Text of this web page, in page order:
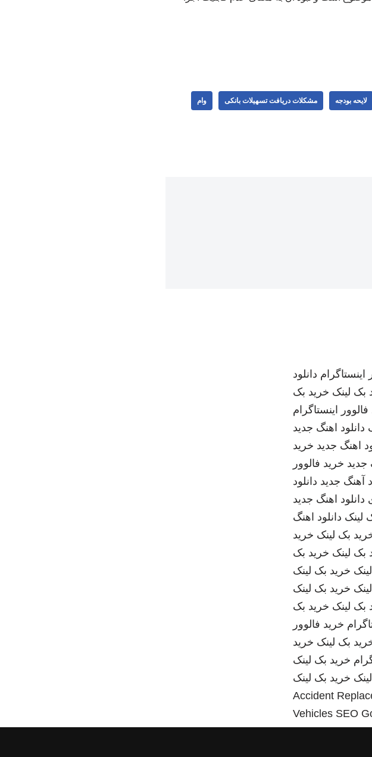
لایحه بودجه مشکلات دریافت تسهیلات بانکی وام
اینستاگرام دانلود
بک لینک خرید بک
اینستاگرام
دانلود اهنگ جدید
اهنگ جدید خرید
جدید خرید فالوور
آهنگ جدید دانلود
دانلود اهنگ جدید
لینک دانلود اهنگ
بک لینک خرید
بک لینک خرید بک
خرید بک لینک
خرید بک لینک
بک لینک خرید بک
خرید فالوور
بک لینک خرید
خرید بک لینک
خرید بک لینک
Accident
Vehicles SEO